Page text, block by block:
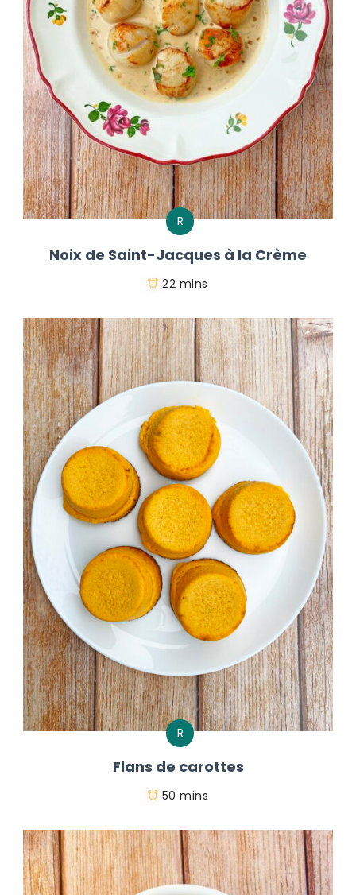
R
Noix de Saint-Jacques à la Crème
22 mins
R
Flans de carottes
50 mins